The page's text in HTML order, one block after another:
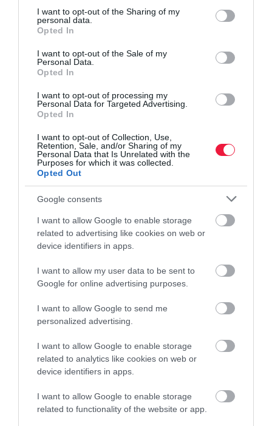
not limited to your visit or usage behaviour. You may click to
grant or deny consent to Google and its third-party tags to
use your data for below specified purposes in below Google
consent section.
I want to opt-out of the Sharing of my
personal data.
Opted In
I want to opt-out of the Sale of my
Personal Data.
Opted In
I want to opt-out of processing my
Personal Data for Targeted Advertising.
Opted In
I want to opt-out of Collection, Use,
Retention, Sale, and/or Sharing of my
Personal Data that Is Unrelated with the
Purposes for which it was collected.
Opted Out
Google consents
I want to allow Google to enable storage
related to advertising like cookies on web or
device identifiers in apps.
I want to allow my user data to be sent to
Google for online advertising purposes.
I want to allow Google to send me
personalized advertising.
I want to allow Google to enable storage
related to analytics like cookies on web or
device identifiers in apps.
I want to allow Google to enable storage
related to functionality of the website or app.
Erjesztés
Az edényt nem kell teljesen lezárni, mert az erjedés során gáz
beindul a fermentálás, ilyenkor naponta ellenőrizzük, szükség
esetén a tetejéről leszedjük a habot. Ezután
Olvasd el ezt is!
Ezeket a magokat vesd el a kertben októberben
Ezt teszi a körte az egészségünkért
édesanya élelmiszer káposzta
egészség vitamin táplálkozás